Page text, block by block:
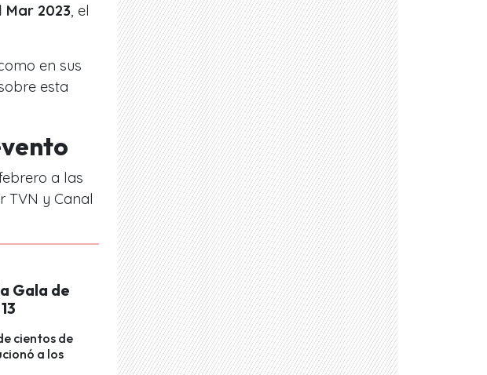
Mar 2023 , el
en sus
esta
a las
TVN y Canal
Gala de
cientos de
a los